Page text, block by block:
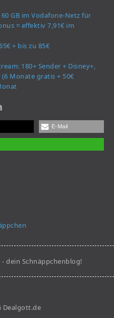
GB im Vodafone-Netz für
= effektiv 7,91€ im
+ bis zu 85€
180+ Sender + Disney+,
Monate gratis + 50€
E-Mail
dein Schnäppchenblog!
Dealgott.de